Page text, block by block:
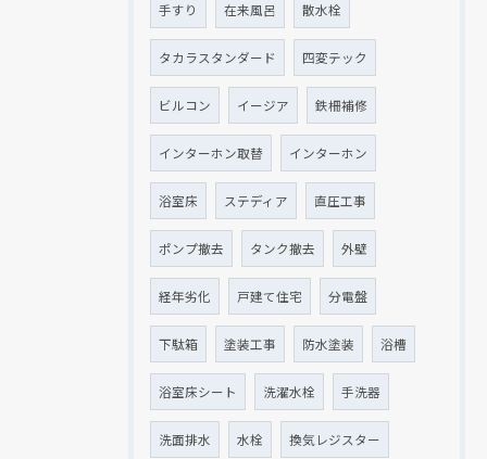
手すり 在来風呂 散水栓
タカラスタンダード 四変テック
ビルコン イージア 鉄柵補修
インターホン取替 インターホン
浴室床 ステディア 直圧工事
ポンプ撤去 タンク撤去 外壁
経年劣化 戸建て住宅 分電盤
下駄箱 塗装工事 防水塗装 浴槽
浴室床シート 洗濯水栓 手洗器
洗面排水 水栓 換気レジスター